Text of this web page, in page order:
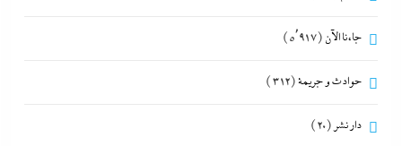
جاءنا الآن (5٬917)
حوادث و جريمة(312)
دار نشر (20)